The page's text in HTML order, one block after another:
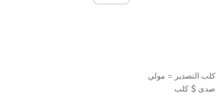
كلب التصدير = مولي
صدى $ كلب